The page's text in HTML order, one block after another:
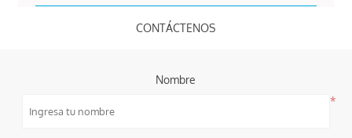
CONTÁCTENOS
Nombre
*